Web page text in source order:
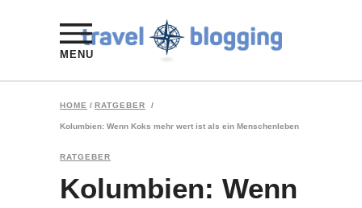
MENU
HOME / RATGEBER /
Kolumbien: Wenn Koks mehr wert ist als ein Menschenleben
RATGEBER
Kolumbien: Wenn